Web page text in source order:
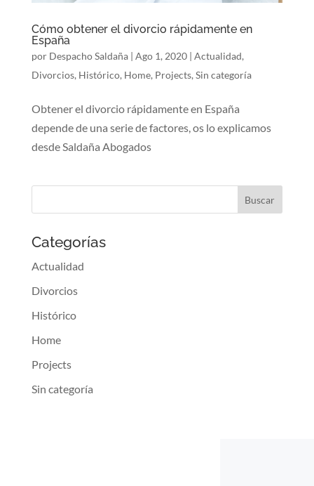
Cómo obtener el divorcio rápidamente en
España
por Despacho Saldaña| Ago 1, 2020| Actualidad,
Divorcios, Histórico, Home, Projects, Sin categoría
Obtener el divorcio rápidamente en España
depende de una serie de factores, os lo explicamos
desde Saldaña Abogados
Categorías
Actualidad
Divorcios
Histórico
Home
Projects
Sin categoría